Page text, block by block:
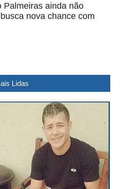
Palmeiras ainda não
nova chance com
Lidas